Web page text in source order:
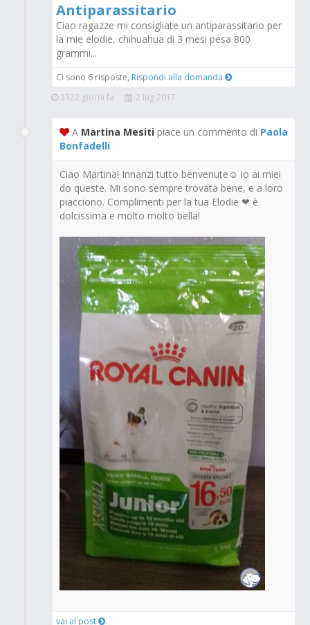
Antiparassitario
Ciao ragazze mi consigliate un antiparassitario per
la mie elodie, chihuahua di 3 mesi pesa 800
grammi...
Ci sono 6 risposte, Rispondi alla domanda
3322 giorni fa
2 lug 2017
A Martina Mesiti piace un commento di Paola
Bonfadelli
Ciao Martina! Innanzi tutto benvenute☺ io ai miei
do queste. Mi sono sempre trovata bene, e a loro
piacciono. Complimenti per la tua Elodie ❤ è
dolcissima e molto molto bella!
vai al post